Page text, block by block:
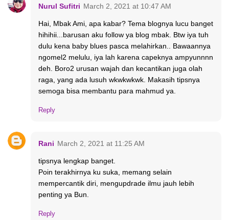
Nurul Sufitri March 2, 2021 at 10:47 AM
Hai, Mbak Ami, apa kabar? Tema blognya lucu banget
hihihii...barusan aku follow ya blog mbak. Btw iya tuh
dulu kena baby blues pasca melahirkan.. Bawaannya
ngomel2 melulu, iya lah karena capeknya ampyunnnn
deh. Boro2 urusan wajah dan kecantikan juga olah
raga, yang ada lusuh wkwkwkwk. Makasih tipsnya
semoga bisa membantu para mahmud ya.
Reply
Rani March 2, 2021 at 11:25 AM
tipsnya lengkap banget.
Poin terakhirnya ku suka, memang selain
mempercantik diri, mengupdrade ilmu jauh lebih
penting ya Bun.
Reply